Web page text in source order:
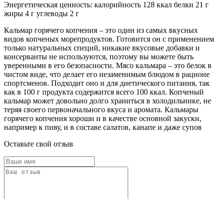
Энергетическая ценность: калорийность 128 ккал белки 21 г
жиры 4 г углеводы 2 г
Кальмар горячего копчения – это один из самых вкусных
видов копченых морепродуктов. Готовится он с применением
только натуральных специй, никакие вкусовые добавки и
консерванты не используются, поэтому вы можете быть
уверенными в его безопасности. Мясо кальмара – это белок в
чистом виде, что делает его незаменимым блюдом в рационе
спортсменов. Подходит оно и для диетического питания, так
как в 100 г продукта содержится всего 100 ккал. Копченый
кальмар может довольно долго храниться в холодильнике, не
теряя своего первоначального вкуса и аромата. Кальмары
горячего копчения хороши и в качестве основной закуски,
например к пиву, и в составе салатов, канапе и даже супов
Оставьте свой отзыв